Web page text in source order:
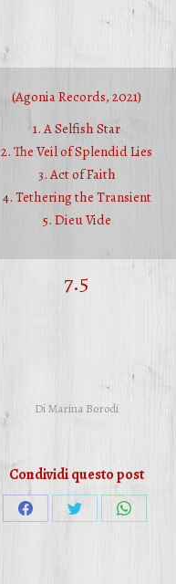
(Agonia Records, 2021)
1. A Selfish Star
2. The Veil of Splendid Lies
3. Act of Faith
4. Tethering the Transient
5. Dieu Vide
7.5
DiMarina Borodi
Condividi questo post
CondividiCondividiCondividi